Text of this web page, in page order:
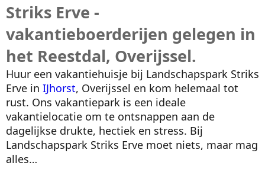
Striks Erve -
vakantieboerderijen gelegen in
het Reestdal, Overijssel.
Huur een vakantiehuisje bij Landschapspark Striks
Erve in IJhorst, Overijssel en kom helemaal tot
rust. Ons vakantiepark is een ideale
vakantielocatie om te ontsnappen aan de
dagelijkse drukte, hectiek en stress. Bij
Landschapspark Striks Erve moet niets, maar mag
alles…